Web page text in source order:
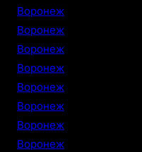
Воронеж
Воронеж
Воронеж
Воронеж
Воронеж
Воронеж
Воронеж
Воронеж